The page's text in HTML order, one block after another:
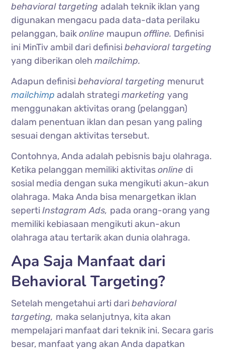
behavioral targetingadalah teknik iklan yang
digunakan mengacu pada data-data perilaku
pelanggan, baikonline maupunoffline. Definisi
ini MinTiv ambil dari definisibehavioral targeting
yang diberikan olehmailchimp.
Adapun definisibehavioral targeting menurut
mailchimp adalah strategimarketingyang
menggunakan aktivitas orang (pelanggan)
dalam penentuan iklan dan pesan yang paling
sesuai dengan aktivitas tersebut.
Contohnya, Anda adalah pebisnis baju olahraga.
Ketika pelanggan memiliki aktivitasonline di
sosial media dengan suka mengikuti akun-akun
olahraga. Maka Anda bisa menargetkan iklan
sepertiInstagram Ads, pada orang-orang yang
memiliki kebiasaan mengikuti akun-akun
olahraga atau tertarik akan dunia olahraga.
Apa Saja Manfaat dari
Behavioral Targeting?
Setelah mengetahui arti daribehavioral
targeting, maka selanjutnya, kita akan
mempelajari manfaat dari teknik ini. Secara garis
besar, manfaat yang akan Anda dapatkan